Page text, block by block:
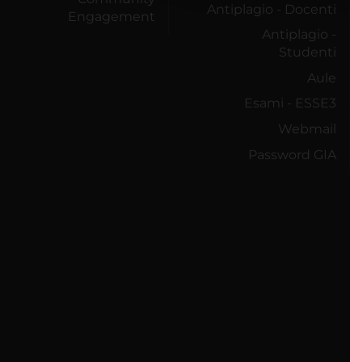
Engagement
Antiplagio - Docenti
Antiplagio -
Studenti
Aule
Esami - ESSE3
Webmail
Password GIA